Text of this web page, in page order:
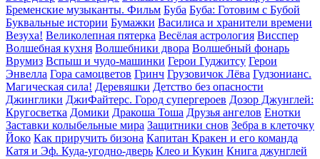
Бременские музыканты. Фильм Буба Буба: Готовим с Бубой
Буквальные истории Бумажки Василиса и хранители времени
Везуха! Великолепная пятерка Весёлая астрология Висспер
Волшебная кухня Волшебники двора Волшебный фонарь
Врумиз Вспыш и чудо-машинки Герои Гуджитсу Герои
Энвелла Гора cамоцветов Гринч Грузовичок Лёва Гудзонианс.
Магическая сила! Деревяшки Детство без опасности
Джинглики ДжиФайтерс. Город супергероев Дозор Джунглей:
Кругосветка Домики Дракоша Тоша Друзья ангелов Енотки
Заставки колыбельные мира Защитники снов Зебра в клеточку
Йоко Как приручить бизона Капитан Кракен и его команда
Катя и Эф. Куда-угодно-дверь Клео и Кукин Книга джунглей